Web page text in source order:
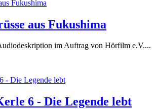
aus Fukushima
im Auftrag von Hörfilm e.V....
6 - Die Legende lebt